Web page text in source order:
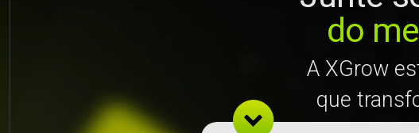
do
A XGrow
que